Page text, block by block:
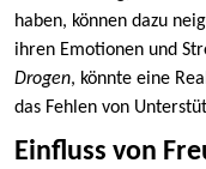
haben, können dazu
ihren Emotionen und
Drogen, könnte eine
das Fehlen von
Einfluss von